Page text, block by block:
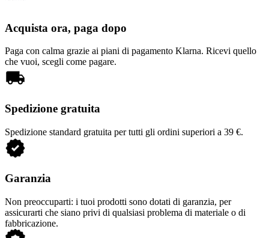
Acquista ora, paga dopo
Paga con calma grazie ai piani di pagamento Klarna. Ricevi quello
che vuoi, scegli come pagare.
Spedizione gratuita
Spedizione standard gratuita per tutti gli ordini superiori a 39 €.
Garanzia
Non preoccuparti: i tuoi prodotti sono dotati di garanzia, per
assicurarti che siano privi di qualsiasi problema di materiale o di
fabbricazione.